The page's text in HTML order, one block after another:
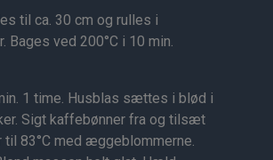
til ca. 30 cm og rulles i
ved 200°C i 10 min.
1 time. Husblas sættes i blød i
Sigt kaffebønner fra og tilsæt
83°C med æggeblommerne.